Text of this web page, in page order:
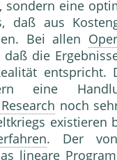
sondern eine
daß aus
Bei allen
die
entspricht.
eine
noch
. Der von
lineare